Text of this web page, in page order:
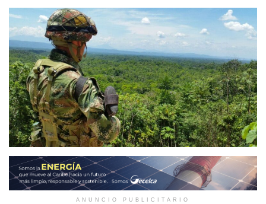
ANUNCIO PUBLICITARIO